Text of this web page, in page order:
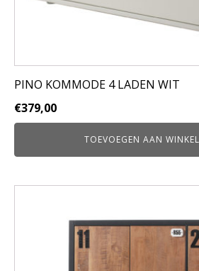
PINO KOMMODE 4 LADEN WIT
€379,00
TOEVOEGEN AAN